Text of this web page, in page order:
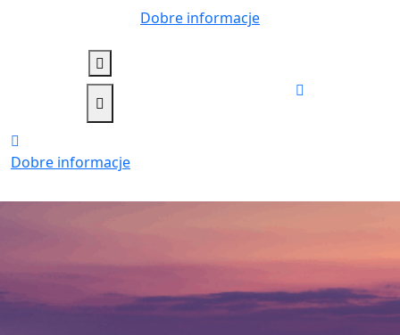
Dobre informacje
Dobre informacje